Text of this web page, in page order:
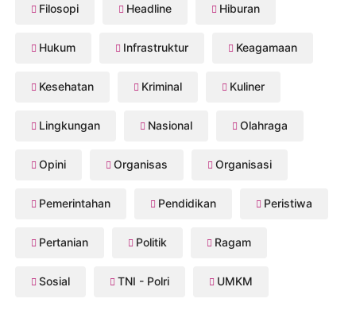
Filosopi Headline Hiburan
Hukum Infrastruktur Keagamaan
Kesehatan Kriminal Kuliner
Lingkungan Nasional Olahraga
Opini Organisas Organisasi
Pemerintahan Pendidikan Peristiwa
Pertanian Politik Ragam
Sosial TNI - Polri UMKM